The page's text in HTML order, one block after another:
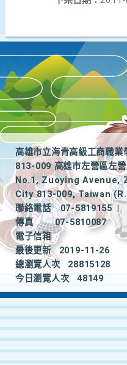
高雄市立海青高級工商職業
813-009 高雄市左營區左
No.1, Zuoying Avenue,
City 813-009, Taiwan
聯絡電話
07-5819155
|
傳真
07-5810087
電子信箱
最後更新
2019-11-26
總瀏覽人次
28815128
今日瀏覽人次
48149